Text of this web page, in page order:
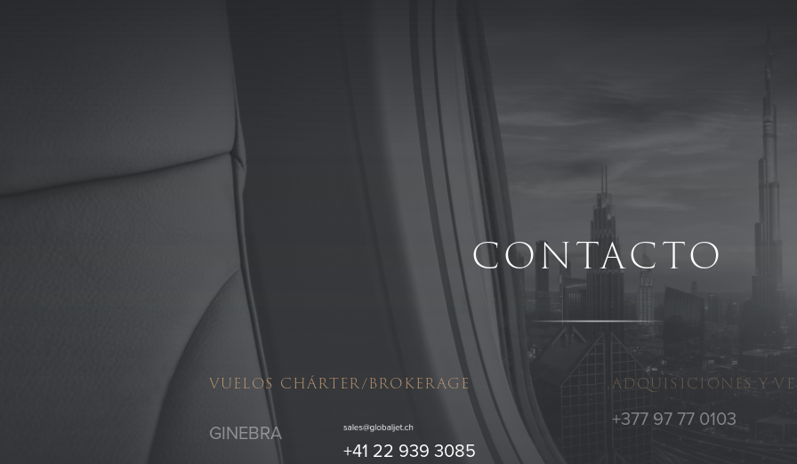
CONTACTO
VUELOS CHÁRTER/BROKERAGE
GINEBRA
+41 22 939 3085
ADQUISICIONES Y
+377 97 77 0103